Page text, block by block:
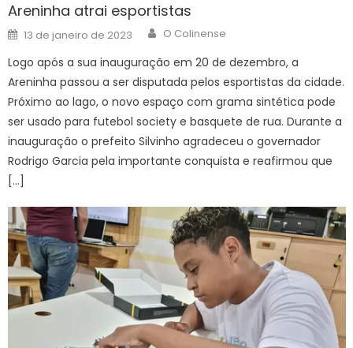
Areninha atrai esportistas
Posted
on
13 de janeiro de 2023 Author
O Colinense
Logo após a sua inauguração em 20 de dezembro, a
Areninha passou a ser disputada pelos esportistas da cidade.
Próximo ao lago, o novo espaço com grama sintética pode
ser usado para futebol society e basquete de rua. Durante a
inauguração o prefeito Silvinho agradeceu o governador
Rodrigo Garcia pela importante conquista e reafirmou que
[…]